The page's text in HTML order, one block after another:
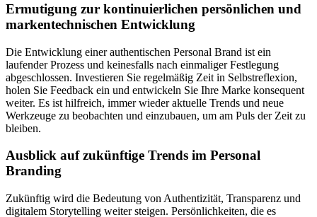
Ermutigung zur kontinuierlichen persönlichen und
markentechnischen Entwicklung
Die Entwicklung einer authentischen Personal Brand ist ein
laufender Prozess und keinesfalls nach einmaliger Festlegung
abgeschlossen. Investieren Sie regelmäßig Zeit in Selbstreflexion,
holen Sie Feedback ein und entwickeln Sie Ihre Marke konsequent
weiter. Es ist hilfreich, immer wieder aktuelle Trends und neue
Werkzeuge zu beobachten und einzubauen, um am Puls der Zeit zu
bleiben.
Ausblick auf zukünftige Trends im Personal
Branding
Zukünftig wird die Bedeutung von Authentizität, Transparenz und
digitalem Storytelling weiter steigen. Persönlichkeiten, die es